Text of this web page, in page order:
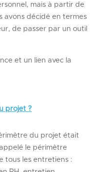
mais à partir de
avons décidé en termes
de passer par un outil
et un lien avec la
projet ?
du projet était
le périmètre
tous les entretiens :